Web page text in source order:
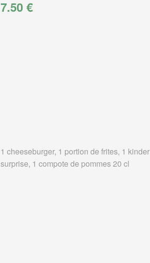
7.50 €
1 cheeseburger, 1 portion de frites, 1 kinder
surprise, 1 compote de pommes 20 cl